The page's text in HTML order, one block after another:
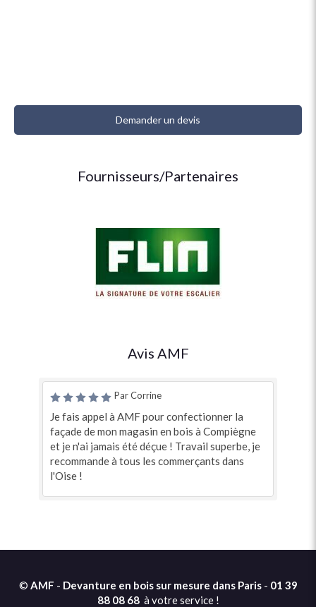
Demander un devis
Fournisseurs/Partenaires
Avis AMF
Par Corrine
Je fais appel à AMF pour confectionner la
façade de mon magasin en bois à Compiègne
et je n'ai jamais été déçue ! Travail superbe, je
recommande à tous les commerçants dans
l'Oise !
© AMF - Devanture en bois sur mesure dans Paris- 01 39
88 08 68à votre service !